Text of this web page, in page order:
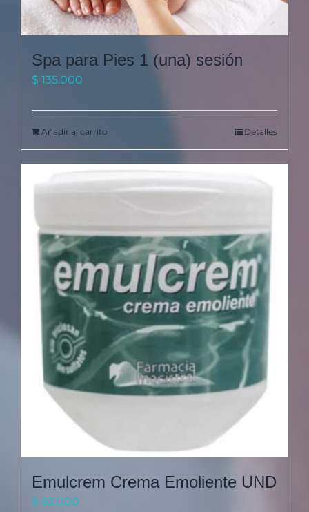
Spa para Pies 1 (una) sesión
$ 135.000
Añadir al carrito Detalles
Emulcrem Crema Emoliente UND
$ 92.000